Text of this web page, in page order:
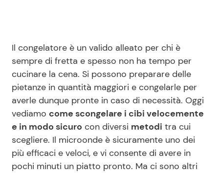
Viaggi e Turismo
Festività
Ricette Feste
Ricette per Bambini
Seguici
Il congelatore è un valido alleato per chi è
sempre di fretta e spesso non ha tempo per
cucinare la cena. Si possono preparare delle
pietanze in quantità maggiori e congelarle per
averle dunque pronte in caso di necessità. Oggi
vediamo come scongelare i cibi velocemente
e in modo sicuro con diversi metodi tra cui
scegliere. Il microonde è sicuramente uno dei
più efficaci e veloci, e vi consente di avere in
pochi minuti un piatto pronto. Ma ci sono altri